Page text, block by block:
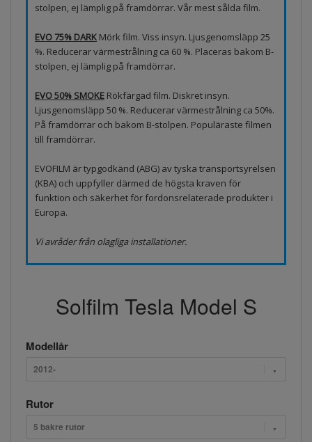
stolpen, ej lämplig på framdörrar. Vår mest sålda film.
EVO 75% DARK Mörk film. Viss insyn. Ljusgenomsläpp 25
%. Reducerar värmestrålning ca 60 %. Placeras bakom B-
stolpen, ej lämplig på framdörrar.
EVO 50% SMOKE Rökfärgad film. Diskret insyn.
Ljusgenomsläpp 50 %. Reducerar värmestrålning ca 50%.
På framdörrar och bakom B-stolpen. Populäraste filmen
till framdörrar.
EVOFILM är typgodkänd (ABG) av tyska transportsyrelsen
(KBA) och uppfyller därmed de högsta kraven för
funktion och säkerhet för fordonsrelaterade produkter i
Europa.
Vi avråder från olagliga installationer.
Solfilm Tesla Model S
Modellår
2012-
Rutor
5 bakre rutor